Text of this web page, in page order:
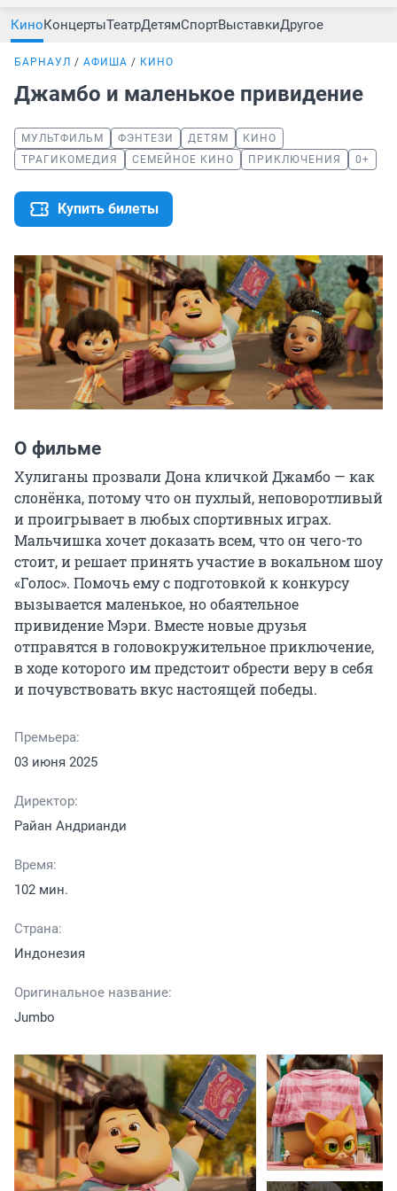
КиноКонцертыТеатрДетямСпортВыставкиДругое
БАРНАУЛ АФИША КИНО
Джамбо и маленькое привидение
МУЛЬТФИЛЬМ ФЭНТЕЗИ ДЕТЯМ
КИНО
ТРАГИКОМЕДИЯ
СЕМЕЙНОЕ КИНО ПРИКЛЮЧЕНИЯ 0+
Купить билеты
О фильме
Хулиганы прозвали Дона кличкой Джамбо — как
слонёнка, потому что он пухлый, неповоротливый
и проигрывает в любых спортивных играх.
Мальчишка хочет доказать всем, что он чего-то
стоит, и решает принять участие в вокальном шоу
«Голос». Помочь ему с подготовкой к конкурсу
вызывается маленькое, но обаятельное
привидение Мэри. Вместе новые друзья
отправятся в головокружительное приключение,
в ходе которого им предстоит обрести веру в себя
и почувствовать вкус настоящей победы.
Премьера:
03 июня 2025
Директор:
Райан Андрианди
Время:
102 мин.
Страна:
Индонезия
Оригинальное название:
Jumbo